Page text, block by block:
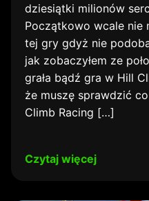
dziesiątki milionów
Początkowo wcale nie
tej gry gdyż nie
jak zobaczyłem ze
grała bądź gra w Hill
że muszę sprawdzić
Climb Racing […]
Czytaj więcej